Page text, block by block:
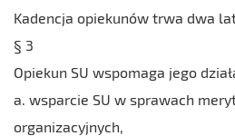
Kadencja opiekunów trwa dwa
§
Opiekun SU wspomaga jego
a. wsparcie SU w sprawach
organizacyjnych,